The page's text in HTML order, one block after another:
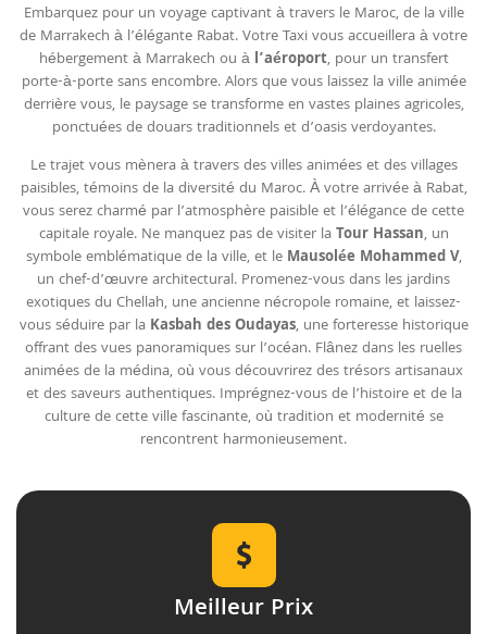
Embarquez pour un voyage captivant à travers le Maroc, de la ville
de Marrakech à l’élégante Rabat. Votre Taxi vous accueillera à votre
hébergement à Marrakech ou à l’aéroport, pour un transfert
porte-à-porte sans encombre. Alors que vous laissez la ville animée
derrière vous, le paysage se transforme en vastes plaines agricoles,
ponctuées de douars traditionnels et d’oasis verdoyantes.
Le trajet vous mènera à travers des villes animées et des villages
paisibles, témoins de la diversité du Maroc. À votre arrivée à Rabat,
vous serez charmé par l’atmosphère paisible et l’élégance de cette
capitale royale. Ne manquez pas de visiter laTour Hassan, un
symbole emblématique de la ville, et le Mausolée Mohammed V,
un chef-d’œuvre architectural. Promenez-vous dans les jardins
exotiques du Chellah, une ancienne nécropole romaine, et laissez-
vous séduire par la Kasbah des Oudayas, une forteresse historique
offrant des vues panoramiques sur l’océan. Flânez dans les ruelles
animées de la médina, où vous découvrirez des trésors artisanaux
et des saveurs authentiques. Imprégnez-vous de l’histoire et de la
culture de cette ville fascinante, où tradition et modernité se
rencontrent harmonieusement.
Meilleur Prix